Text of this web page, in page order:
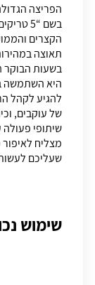
הפריצה
בשם “5
הקצרים
תאוצה
בשעות הבוקר
היא השתמשה
להגיע לקהל
של עוקבים,
שיתופי פעולה
מצליח
שעליכם
שימוש